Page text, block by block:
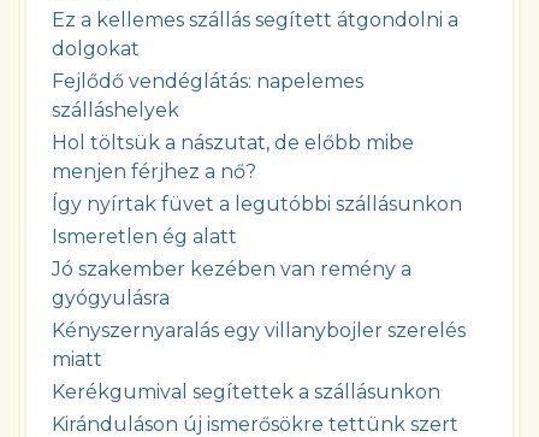
Ez a kellemes szállás segített átgondolni a
dolgokat
Fejlődő vendéglátás: napelemes
szálláshelyek
Hol töltsük a nászutat, de előbb mibe
menjen férjhez a nő?
Így nyírtak füvet a legutóbbi szállásunkon
Ismeretlen ég alatt
Jó szakember kezében van remény a
gyógyulásra
Kényszernyaralás egy villanybojler szerelés
miatt
Kerékgumival segítettek a szállásunkon
Kiránduláson új ismerősökre tettünk szert